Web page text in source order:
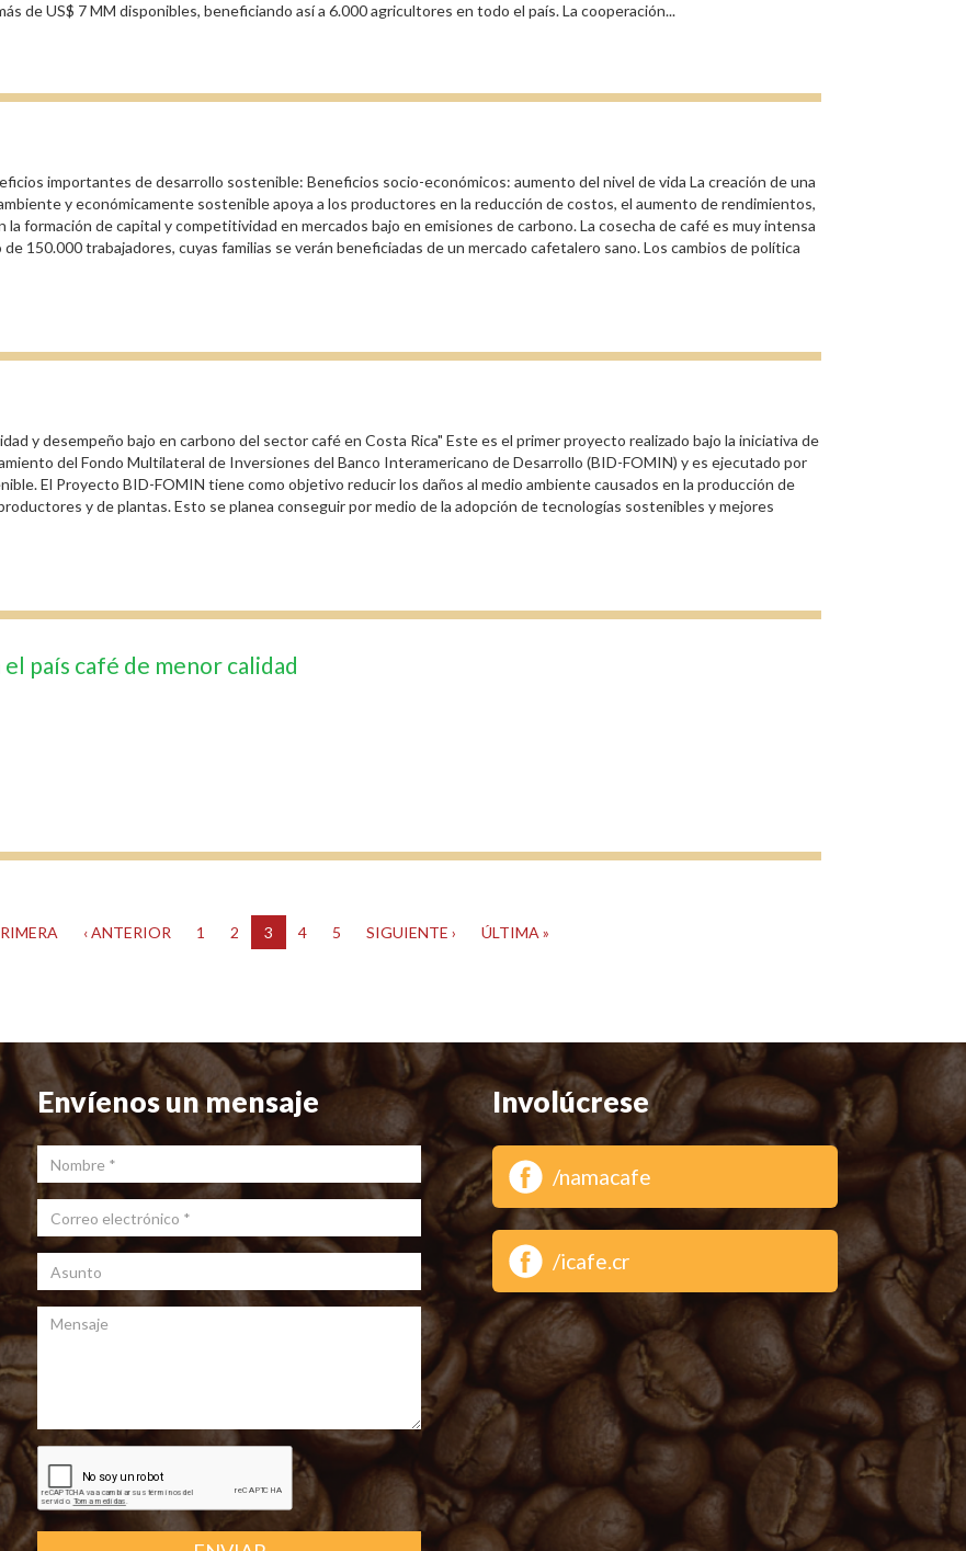
de US$ 7 MM disponibles, beneficiando así a 6.000 agricultores en todo el país. La cooperación...
importantes de desarrollo sostenible: Beneficios socio-económicos: aumento del nivel de vida La creación de una
y económicamente sostenible apoya a los productores en la reducción de costos, el aumento de rendimientos,
formación de capital y competitividad en mercados bajo en emisiones de carbono. La cosecha de café es muy intensa
150.000 trabajadores, cuyas familias se verán beneficiadas de un mercado cafetalero sano. Los cambios de política
y desempeño bajo en carbono del sector café en Costa Rica" Este es el primer proyecto realizado bajo la iniciativa de
del Fondo Multilateral de Inversiones del Banco Interamericano de Desarrollo (BID-FOMIN) y es ejecutado por
El Proyecto BID-FOMIN tiene como objetivo reducir los daños al medio ambiente causados en la producción de
y de plantas. Esto se planea conseguir por medio de la adopción de tecnologías sostenibles y mejores
país café de menor calidad
‹ ANTERIOR 1 2 3 4 5 SIGUIENTE › ÚLTIMA »
Envíenos un mensaje
Nombre
Correo electrónico *
Asunto
Mensaje
Involúcrese
/namacafe
/icafe.cr